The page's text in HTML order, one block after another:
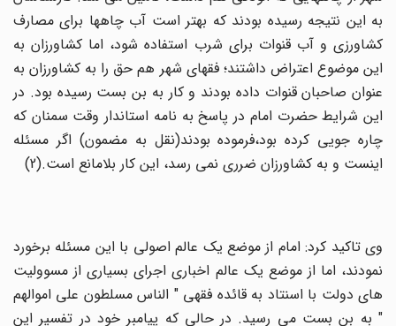
به این نتیجه رسیده بودند که بهتر است آب چاهها برای مصارف
کشاورزی و آب قنوات برای شرب استفاده شود، اما کشاورزان به
این موضوع اعتراض داشتند؛ فقهای شهر هم حق را به کشاورزان به
عنوان صاحبان قنوات داده بودند و کار به بن بست رسیده بود. در
این شرایط حضرت امام در پاسخ به نامه استاندار وقت سمنان که
چاره جویی کرده بود،فرموده بودند(نقل به مضمون) اگر مسئله
اینست و به کشاورزان ضرری نمی رسد، این کار بلامانع است.(2)
وی تاکید کرد: امام از موضع یک عالم اصولی با این مسئله برخورد
نمودند، اما از موضع یک عالم اخباری اجرای بسیاری از مسوولیت
های دولت با اسنتاد به قائده فقهی " الناس مسلطون علی اموالهم
" به بن بست می رسید. در حالی که پیامبر خود در تفسیر این